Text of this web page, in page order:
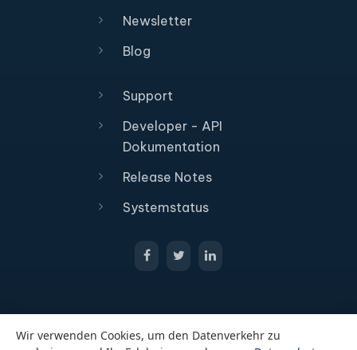
Newsletter
Blog
Support
Developer - API
Dokumentation
Release Notes
Systemstatus
Wir verwenden Cookies, um den Datenverkehr zu